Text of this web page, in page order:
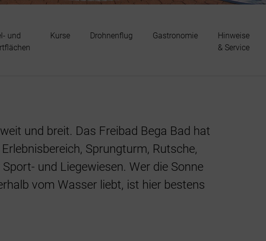
und
Kurse Drohnenflug Gastronomie
Hinweise
& Service
und breit. Das Freibad Bega Bad hat
Sprungturm, Rutsche,
und Liegewiesen. Wer die Sonne
vom Wasser liebt, ist hier bestens